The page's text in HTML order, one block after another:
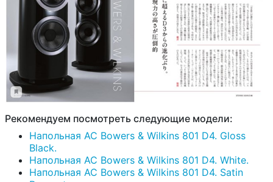
Рекомендуем посмотреть следующие модели:
Напольная АС Bowers & Wilkins 801 D4. Gloss
Black.
Напольная АС Bowers & Wilkins 801 D4. White.
Напольная АС Bowers & Wilkins 801 D4. Satin